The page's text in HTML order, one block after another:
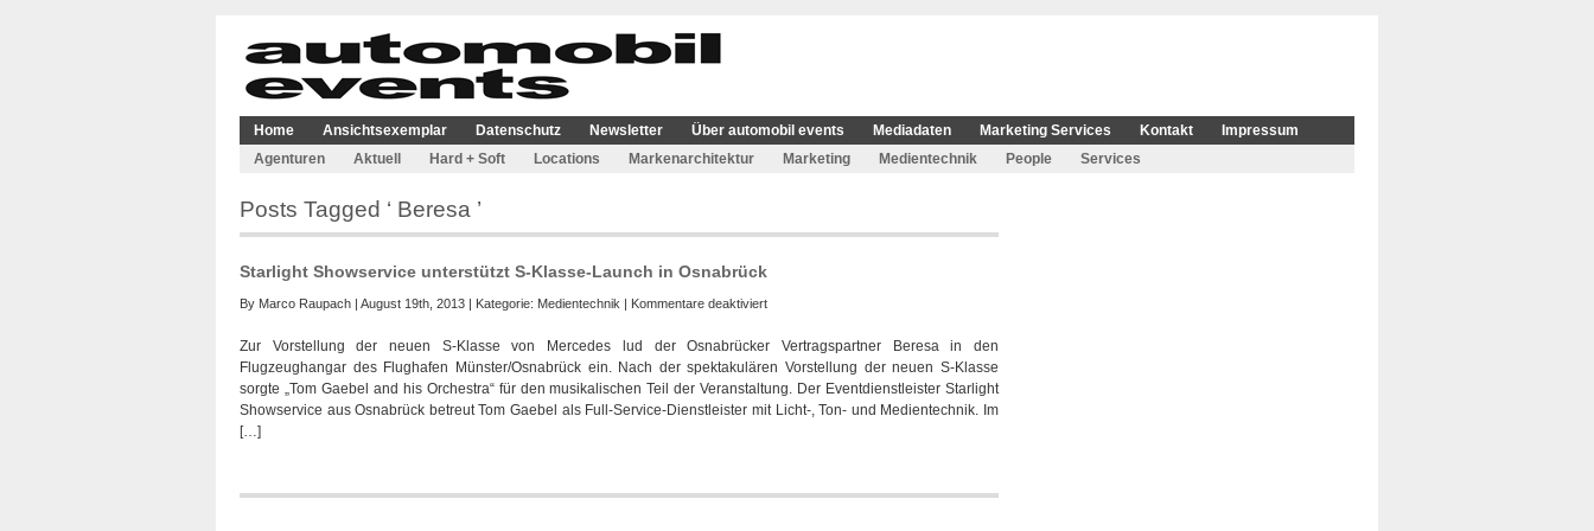
Home Ansichtsexemplar Datenschutz Newsletter Über automobil events Mediadaten Marketing Services Kontakt
Impressum
Agenturen
Aktuell Hard + Soft Locations Markenarchitektur Marketing Medientechnik People Services
Posts Tagged ‘ Beresa ’
Starlight Showservice unterstützt S-Klasse-Launch in Osnabrück
By Marco Raupach | August 19th, 2013 | Kategorie: Medientechnik | Kommentare deaktiviertfür
Showservice
unterstützt
S-
Klasse-
Zur Vorstellung der neuen S-Klasse von Mercedes lud der Osnabrücker Vertragspartner Beresa in den
Flugzeughangar des Flughafen Münster/Osnabrück ein. Nach der spektakulären Vorstellung der neuen S-Klasse
sorgte „Tom Gaebel and his Orchestra“ für den musikalischen Teil der Veranstaltung. Der Eventdienstleister Starlight
Showservice aus Osnabrück betreut Tom Gaebel als Full-Service-Dienstleister mit Licht-, Ton- und Medientechnik. Im
[…]